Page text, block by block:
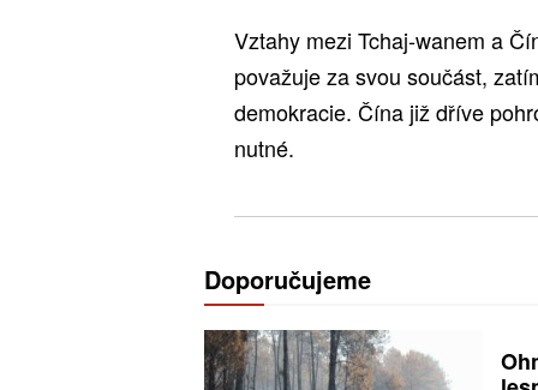
Vztahy mezi Tchaj-wanem a
považuje za svou součást,
demokracie. Čína již dříve
nutné.
Doporučujeme